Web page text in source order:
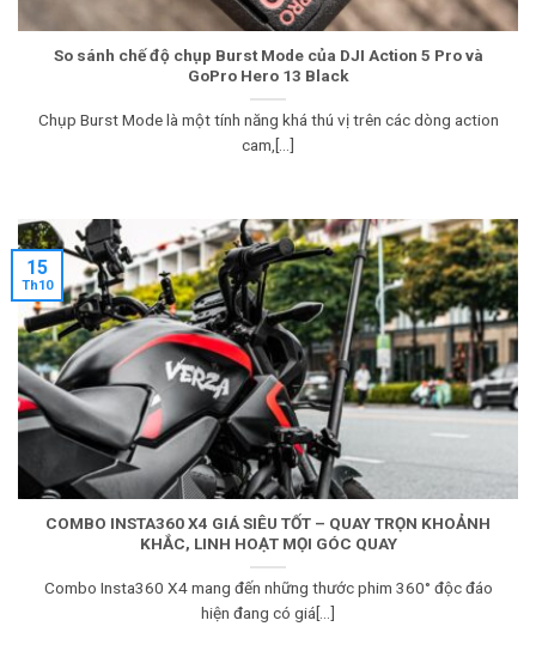
So sánh chế độ chụp Burst Mode của DJI Action 5 Pro và
GoPro Hero 13 Black
Chụp Burst Mode là một tính năng khá thú vị trên các dòng action
cam,[...]
COMBO INSTA360 X4 GIÁ SIÊU TỐT – QUAY TRỌN KHOẢNH
KHẮC, LINH HOẠT MỌI GÓC QUAY
Combo Insta360 X4 mang đến những thước phim 360° độc đáo
hiện đang có giá[...]
15
Th10